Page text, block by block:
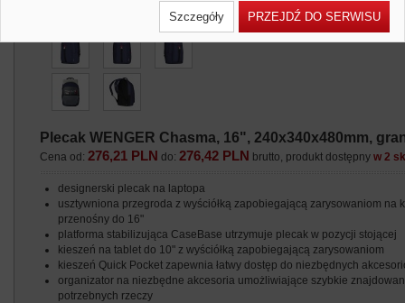
Plecak WENGER Chasma, 16", 240x340x480mm,
Cena od:276,21 PLN do:276,42 PLN brutto, produkt dostępnyw 2
designerski plecak na laptopa
usztywniona przegroda z wyściółką zapobiegającą zarysowaniom na
przenośny do 16"
platforma stabilizująca CaseBase utrzymuje plecak w pozycji stojącej
kieszeń na tablet do 10" z wyściółką zapobiegającą zarysowaniom
kieszeń Quick Pocket zapewnia łatwy dostęp do niezbędnych
organizator na niezbędne akcesoria umożliwiające szybkie
potrzebnych rzeczy
wcześniejsza zgoda której udzieliliście podczas zakładania konta. Każda
Państwa zgoda jest dobrowolna i można ją w dowolnym momencie
Polityka prywatności (rozwiń)
Klauzula Informacyjna (rozwiń)
Lista Zaufanych Partnerów (rozwiń)
Szczegóły PRZEJDŹ DO SERWISU